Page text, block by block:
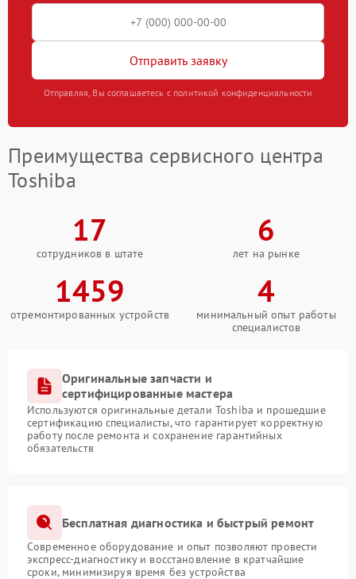
Отправить заявку
Отправляя, Вы соглашаетесь с политикой конфиденциальности
Преимущества сервисного центра
Toshiba
17
сотрудников в штате
6
лет на рынке
1459
отремонтированных устройств
4
минимальный опыт работы
специалистов
Оригинальные запчасти и
сертифицированные мастера
Используются оригинальные детали Toshiba и прошедшие
сертификацию специалисты, что гарантирует корректную
работу после ремонта и сохранение гарантийных
обязательств
Бесплатная диагностика и быстрый ремонт
Современное оборудование и опыт позволяют провести
экспресс-диагностику и восстановление в кратчайшие
сроки, минимизируя время без устройства